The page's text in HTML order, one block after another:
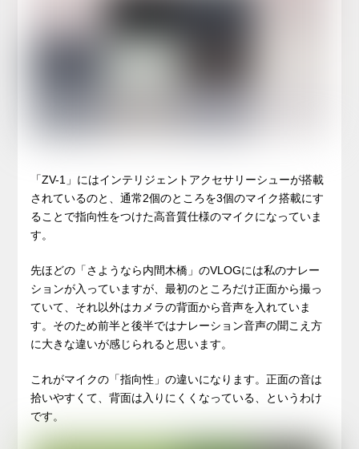
「ZV-1」にはインテリジェントアクセサリーシューが搭載
されているのと、通常2個のところを3個のマイク搭載にす
ることで指向性をつけた高音質仕様のマイクになっていま
す。
先ほどの「さようなら内間木橋」のVLOGには私のナレー
ションが入っていますが、最初のところだけ正面から撮っ
ていて、それ以外はカメラの背面から音声を入れていま
す。そのため前半と後半ではナレーション音声の聞こえ方
に大きな違いが感じられると思います。
これがマイクの「指向性」の違いになります。正面の音は
拾いやすくて、背面は入りにくくなっている、というわけ
です。